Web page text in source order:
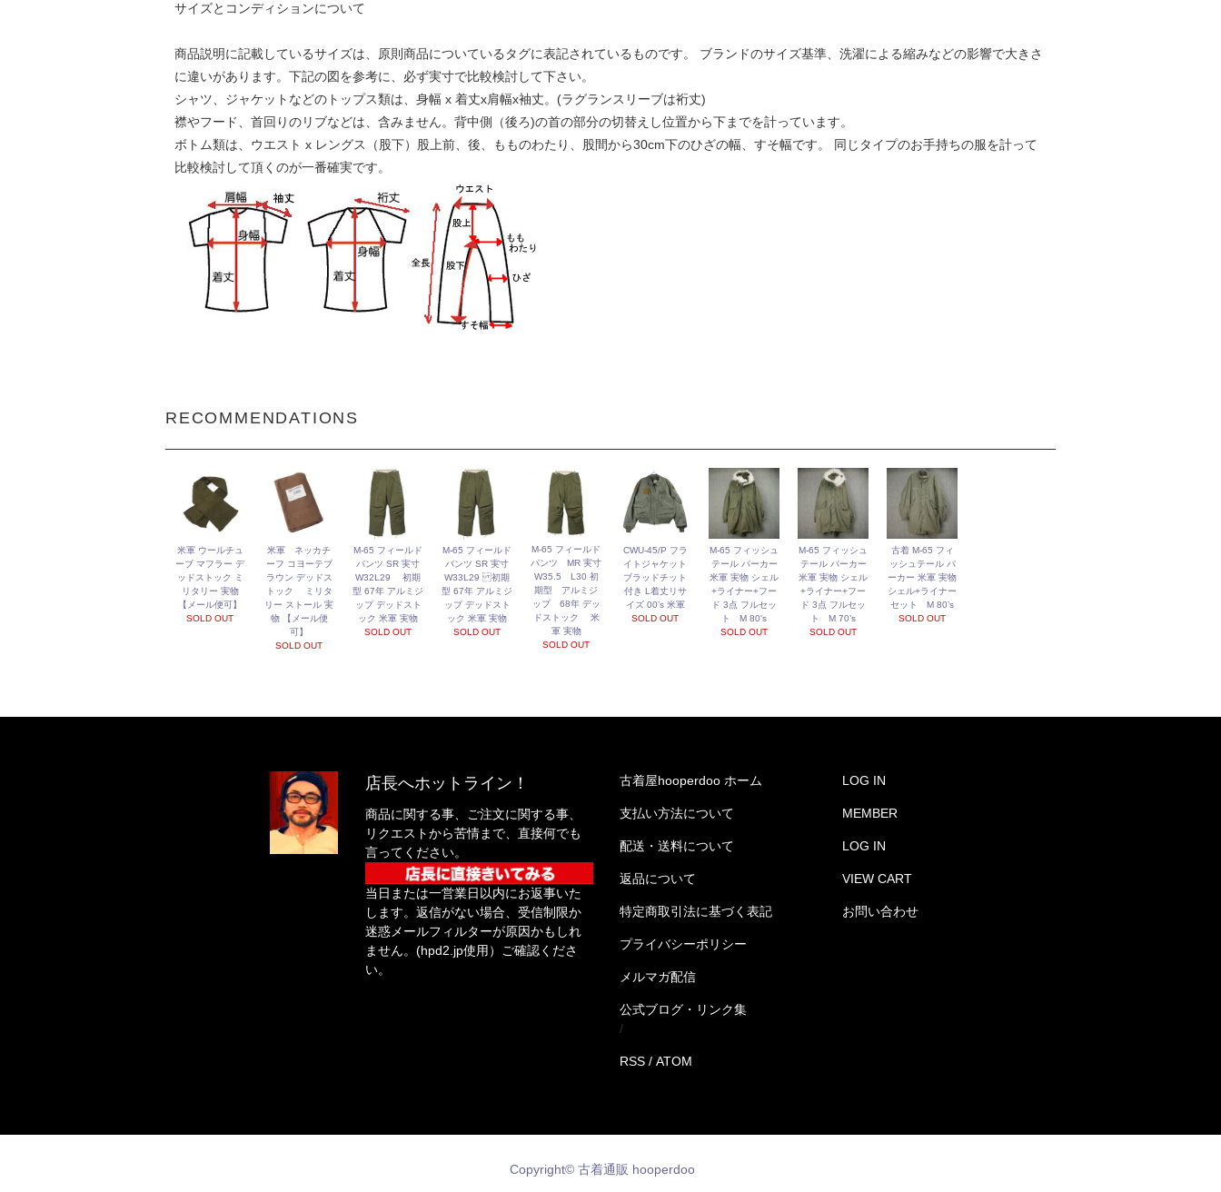
サイズとコンディションについて
商品説明に記載しているサイズは、原則商品についているタグに表記されているものです。 ブランドのサイズ基準、洗濯による縮みなどの影響で大きさ
に違いがあります。下記の図を参考に、必ず実寸で比較検討して下さい。
シャツ、ジャケットなどのトップス類は、身幅 x 着丈x肩幅x袖丈。(ラグランスリーブは裄丈)
襟やフード、首回りのリブなどは、含みません。背中側（後ろ)の首の部分の切替えし位置から下までを計っています。
ボトム類は、ウエスト x レングス（股下）股上前、後、もものわたり、股間から30cm下のひざの幅、すそ幅です。 同じタイプのお手持ちの服を計って
比較検討して頂くのが一番確実です。
RECOMMENDATIONS
米軍 ウールチュ
ーブ マフラー デ
ッドストック ミ
リタリー 実物
【メール便可】
SOLD OUT
米軍 ネッカチ
ーフ コヨーテブ
ラウン デッドス
トック ミリタ
リー ストール 実
物 【メール便
可】
SOLD OUT
M-65 フィールド
パンツ SR 実寸
W32L29 初期
型 67年 アルミジ
ップ デッドスト
ック 米軍 実物
SOLD OUT
M-65 フィールド
パンツ SR 実寸
W33L29 初期
型 67年 アルミジ
ップ デッドスト
ック 米軍 実物
SOLD OUT
M-65 フィールド
パンツ MR 実寸
W35.5 L30 初
期型 アルミジ
ップ 68年 デッ
ドストック 米
軍 実物
SOLD OUT
CWU-45/P フラ
イトジャケット
ブラッドチット
付き L着丈リサ
イズ 00’s 米軍
SOLD OUT
M-65 フィッシュ
テール パーカー
米軍 実物 シェル
+ライナー+フー
ド 3点 フルセッ
ト M 80's
SOLD OUT
M-65 フィッシュ
テール パーカー
米軍 実物 シェル
+ライナー+フー
ド 3点 フルセッ
ト M 70’s
SOLD OUT
古着 M-65 フィ
ッシュテール パ
ーカー 米軍 実物
シェル+ライナー
セット M 80’s
SOLD OUT
店長へホットライン！
商品に関する事、ご注文に関する事、
リクエストから苦情まで、直接何でも
言ってください。
当日または一営業日以内にお返事いた
します。返信がない場合、受信制限か
迷惑メールフィルターが原因かもしれ
ません。(hpd2.jp使用）ご確認くださ
い。
古着屋hooperdoo ホーム
支払い方法について
配送・送料について
返品について
特定商取引法に基づく表記
プライバシーポリシー
メルマガ配信
公式ブログ・リンク集
/
RSS/ ATOM
LOG IN
MEMBER
LOG IN
VIEW CART
お問い合わせ
Copyright© 古着通販 hooperdoo